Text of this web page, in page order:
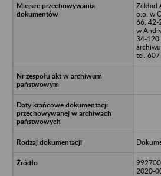
Zakład
o.o. w
66, 42-
w
34-120
tel.
2020-